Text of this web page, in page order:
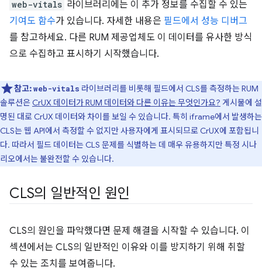
web-vitals 라이브러리에는 이 추가 정보를 수집할 수 있는
기여도 함수가 있습니다. 자세한 내용은 필드에서 성능 디버그
를 참고하세요. 다른 RUM 제공업체도 이 데이터를 유사한 방식
으로 수집하고 표시하기 시작했습니다.
참고:web-vitals 라이브러리를 비롯해 필드에서 CLS를 측정하는 RUM
솔루션은 CrUX 데이터가 RUM 데이터와 다른 이유는 무엇인가요? 게시물에 설
명된 대로 CrUX 데이터와 차이를 보일 수 있습니다. 특히 iframe에서 발생하는
CLS는 웹 API에서 측정할 수 없지만 사용자에게 표시되므로 CrUX에 포함됩니
다. 따라서 필드 데이터는 CLS 문제를 식별하는 데 매우 유용하지만 특정 시나
리오에서는 불완전할 수 있습니다.
CLS의 일반적인 원인
CLS의 원인을 파악했다면 문제 해결을 시작할 수 있습니다. 이
섹션에서는 CLS의 일반적인 이유와 이를 방지하기 위해 취할
수 있는 조치를 보여줍니다.